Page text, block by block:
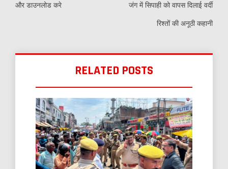
और डाउनलोड करे जंग में सिपाही को वापस दिलाई वर्दी
रिश्तों की अनूठी कहानी
RELATED POSTS